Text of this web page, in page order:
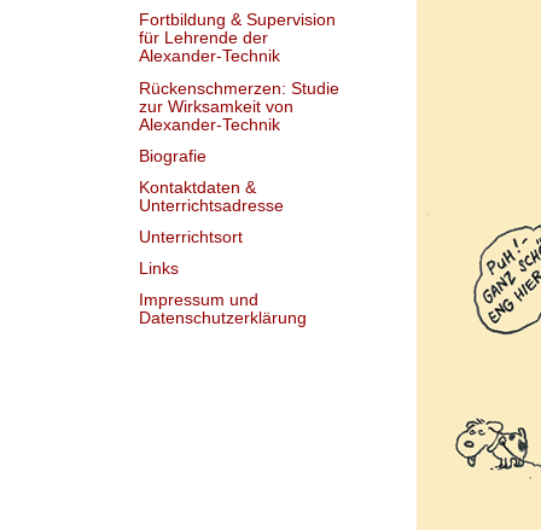
Fortbildung & Supervision
für Lehrende der
Alexander-Technik
Rückenschmerzen: Studie
zur Wirksamkeit von
Alexander-Technik
Biografie
Kontaktdaten &
Unterrichtsadresse
Unterrichtsort
Links
Impressum und
Datenschutzerklärung